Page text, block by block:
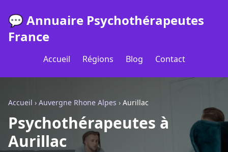
💬 Annuaire Psychothérapeutes
France
Accueil Régions Blog Contact
Accueil › Auvergne Rhone Alpes › Aurillac
Psychothérapeutes à
Aurillac